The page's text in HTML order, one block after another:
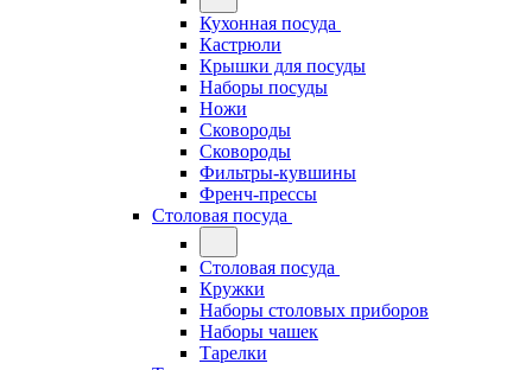
Кухонная посуда
Кастрюли
Крышки для посуды
Наборы посуды
Ножи
Сковороды
Сковороды
Фильтры-кувшины
Френч-прессы
Столовая посуда
Столовая посуда
Кружки
Наборы столовых приборов
Наборы чашек
Тарелки